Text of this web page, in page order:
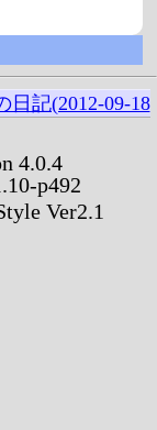
日記(2012-09-18
4.0.4
p492